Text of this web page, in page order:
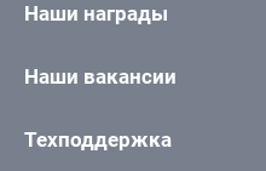
Наши награды
Наши вакансии
Техподдержка